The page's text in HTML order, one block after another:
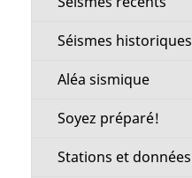
Séismes historiques
Aléa sismique
Soyez préparé!
Stations et données